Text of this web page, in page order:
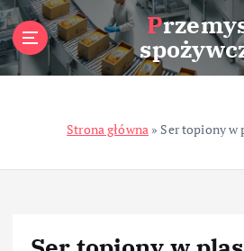
S
k
i
p
n
Przemysł
Strona główna » Ser topiony w